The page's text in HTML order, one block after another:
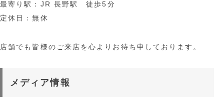
最寄り駅：JR 長野駅 徒歩5分
定休日：無休
店舗でも皆様のご来店を心よりお待ち申しております。
メディア情報